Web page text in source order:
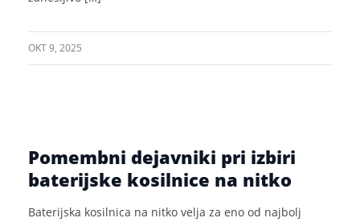
OKT 9, 2025
Pomembni dejavniki pri izbiri
baterijske kosilnice na nitko
Baterijska kosilnica na nitko velja za eno od najbolj